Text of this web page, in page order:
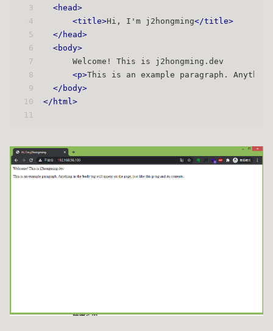
3
4
5
6
7
8
9
10
11
<head>
<title>Hi, I'm j2hongming</title>
</ head>
<body>
      Welcome! This is j2hongming.dev
<p>This is an example paragraph.
</ body>
</ html>